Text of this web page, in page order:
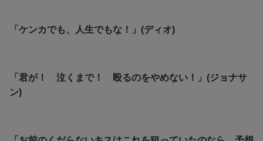
「ケンカでも、人生でもな！」(ディオ)
「君が！ 泣くまで！ 殴るのをやめない！」(ジョナサ
ン)